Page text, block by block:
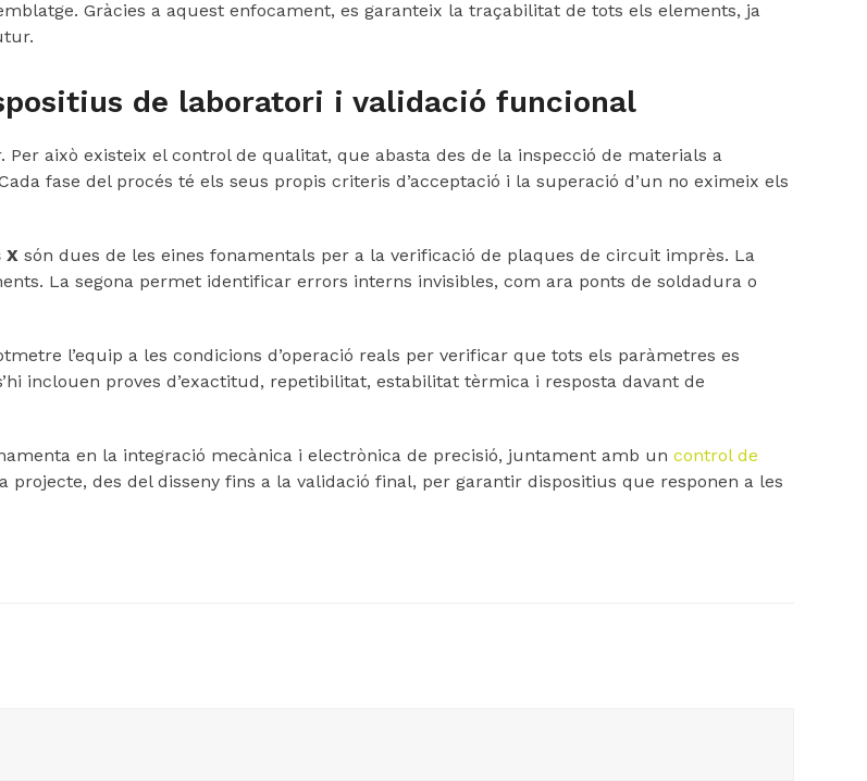
Gràcies a aquest enfocament, es garanteix la traçabilitat de tots els elements, ja
de laboratori i validació funcional
Per això existeix el control de qualitat, que abasta des de la inspecció de materials a
fase del procés té els seus propis criteris d’acceptació i la superació d’un no eximeix els
X són dues de les eines fonamentals per a la verificació de plaques de circuit imprès. La
La segona permet identificar errors interns invisibles, com ara ponts de soldadura o
l’equip a les condicions d’operació reals per verificar que tots els paràmetres es
inclouen proves d’exactitud, repetibilitat, estabilitat tèrmica i resposta davant de
en la integració mecànica i electrònica de precisió, juntament amb uncontrol de
projecte, des del disseny fins a la validació final, per garantir dispositius que responen a les